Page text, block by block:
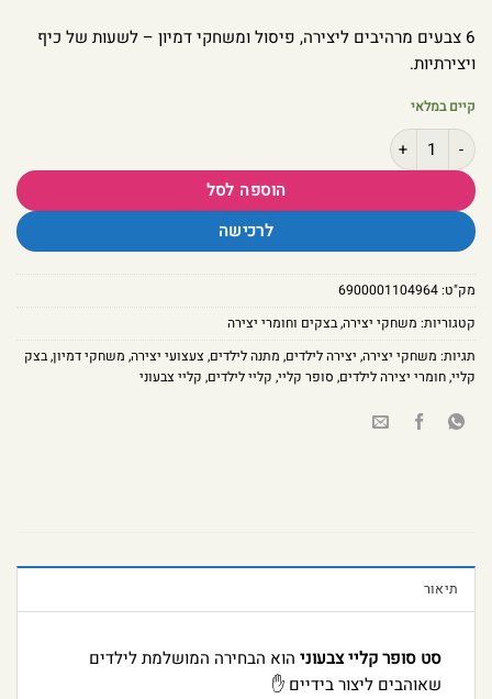
6 צבעים מרהיבים ליצירה, פיסול ומשחקי דמיון – לשעות של כיף
ויצירתיות.
קיים במלאי
כמות של סופר קליי צבעוני לילדים – 6 צבעי בצק קלים לעיצוב
הוספה לסל
לרכישה
מק"ט:6900001104964
קטגוריות: משחקי יצירה,בצקים וחומרי יצירה
תגיות: משחקי יצירה, יצירה לילדים, מתנה לילדים, צעצועי יצירה, משחקי דמיון,בצק
קליי,חומרי יצירה לילדים, סופר קליי, קליי לילדים, קליי צבעוני
תיאור
סט סופר קליי צבעוני הוא הבחירה המושלמת לילדים
שאוהבים ליצור בידיים ✋